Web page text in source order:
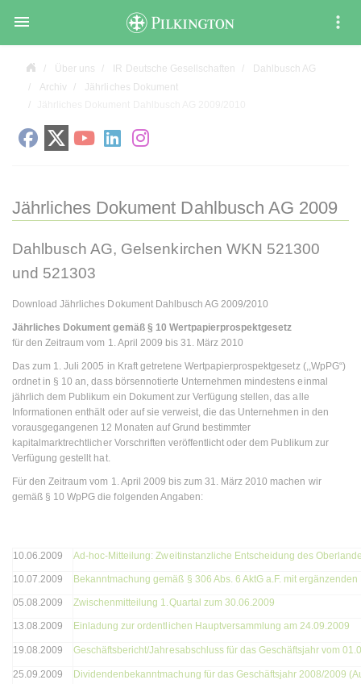

Über uns IR Deutsche Gesellschaften
Dahlbusch AG
Archiv
Jährliches Dokument
Jährliches Dokument Dahlbusch AG 2009
Dahlbusch AG, Gelsenkirchen WKN 521300
und 521303
Download Jährliches Dokument Dahlbusch AG 2009/2010
Jährliches Dokument gemäß § 10 Wertpapierprospektgesetz
für den Zeitraum vom 1. April 2009 bis 31. März 2010
Das zum 1. Juli 2005 in Kraft getretene Wertpapierprospektgesetz (,,WpPG“)
ordnet in § 10 an, dass börsennotierte Unternehmen mindestens einmal
jährlich dem Publikum ein Dokument zur Verfügung stellen, das alle
Informationen enthält oder auf sie verweist, die das Unternehmen in den
vorausgegangenen 12 Monaten auf Grund bestimmter
kapitalmarktrechtlicher Vorschriften veröffentlicht oder dem Publikum zur
Verfügung gestellt hat.
Für den Zeitraum vom 1. April 2009 bis zum 31. März 2010 machen wir
gemäß § 10 WpPG die folgenden Angaben:
10.06.2009 Ad-hoc-Mitteilung: Zweitinstanzliche Entscheidung des
10.07.2009 Bekanntmachung gemäß § 306 Abs. 6 AktG a.F. mit
05.08.2009 Zwischenmitteilung 1.Quartal zum 30.06.2009
13.08.2009 Einladung zur ordentlichen Hauptversammlung am 24.09.2009
19.08.2009 Geschäftsbericht/Jahresabschluss für das Geschäftsjahr vom
25.09.2009 Dividendenbekanntmachung für das Geschäftsjahr 2008/2009